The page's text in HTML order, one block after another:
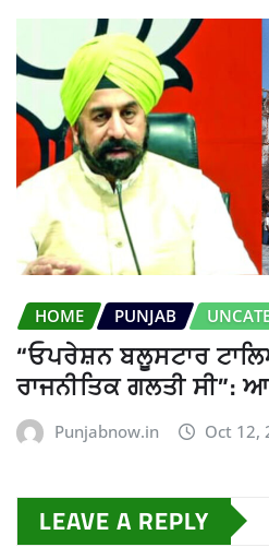
HOME PUNJAB
“ਓਪਰੇਸ਼ਨ ਬਲੂਸਟਾਰ
ਰਾਜਨੀਤਿਕ ਗਲਤੀ ਸੀ”:
Punjabnow.in Oct 12,
LEAVE A REPLY